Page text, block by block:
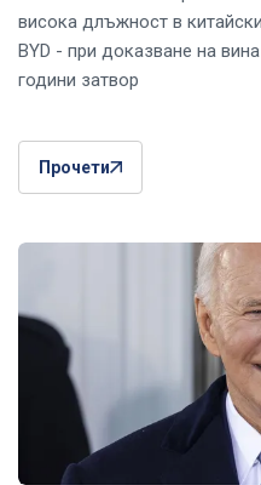
висока длъжност в
BYD - при доказване на
години затвор
Прочети